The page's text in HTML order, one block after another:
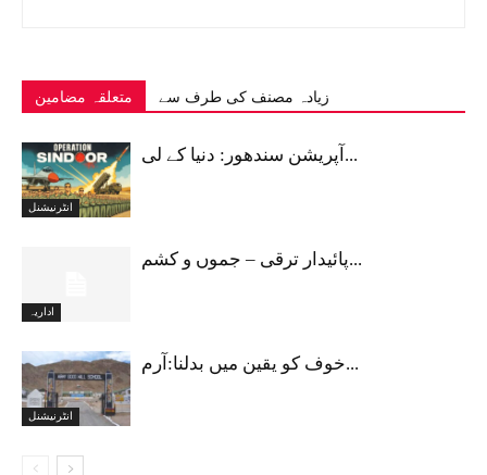
متعلقہ مضامین زیادہ مصنف کی طرف سے
انٹرنیشنل
آپریشن سندھور: دنیا کے لی...
اداریہ
پائیدار ترقی – جموں و کشم...
انٹرنیشنل
خوف کو یقین میں بدلنا:آرم...